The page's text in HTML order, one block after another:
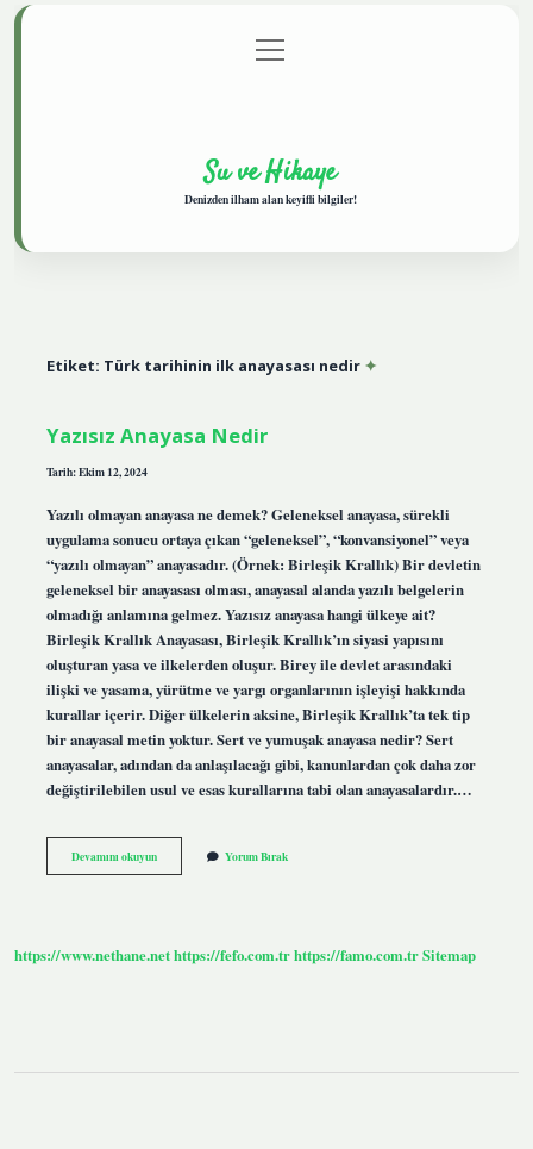
Gizlilik Politikası
menüyü
aç
Su ve Hikaye
Denizden ilham alan keyifli bilgiler!
Etiket: Türk tarihinin ilk anayasası nedir
Yazısız Anayasa Nedir
Tarih: Ekim 12, 2024
Yazılı olmayan anayasa ne demek? Geleneksel anayasa, sürekli
uygulama sonucu ortaya çıkan “geleneksel”, “konvansiyonel” veya
“yazılı olmayan” anayasadır. (Örnek: Birleşik Krallık) Bir devletin
geleneksel bir anayasası olması, anayasal alanda yazılı belgelerin
olmadığı anlamına gelmez. Yazısız anayasa hangi ülkeye ait?
Birleşik Krallık Anayasası, Birleşik Krallık’ın siyasi yapısını
oluşturan yasa ve ilkelerden oluşur. Birey ile devlet arasındaki
ilişki ve yasama, yürütme ve yargı organlarının işleyişi hakkında
kurallar içerir. Diğer ülkelerin aksine, Birleşik Krallık’ta tek tip
bir anayasal metin yoktur. Sert ve yumuşak anayasa nedir? Sert
anayasalar, adından da anlaşılacağı gibi, kanunlardan çok daha zor
değiştirilebilen usul ve esas kurallarına tabi olan anayasalardır.…
Devamını okuyunYazısız
Anayasa
Yorum Bırak
https://www.nethane.nethttps://fefo.com.trhttps://famo.com.trSitemap